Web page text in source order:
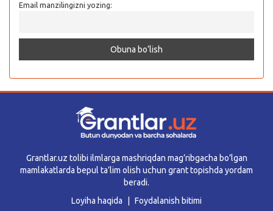
Email manzilingizni yozing:
Grantlar.uz tolibi ilmlarga mashriqdan mag’ribgacha bo’lgan
mamlakatlarda bepul ta’lim olish uchun grant topishda yordam
beradi.
Loyiha haqida
Foydalanish bitimi